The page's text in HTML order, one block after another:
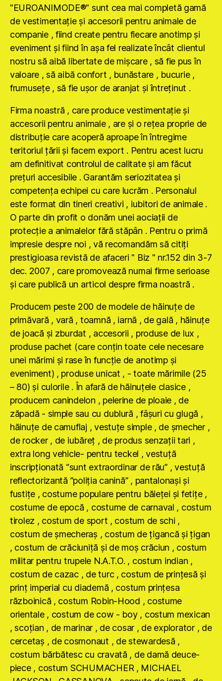
"EUROANIMODE®" sunt cea mai completă gamă
de vestimentaţie şi accesorii pentru animale de
companie , fiind create pentru fiecare anotimp şi
eveniment şi fiind în aşa fel realizate încât clientul
nostru să aibă libertate de mişcare , să fie pus în
valoare , să aibă confort , bunăstare , bucurie ,
frumuseţe , să fie uşor de aranjat şi întreţinut .
Firma noastră , care produce vestimentaţie şi
accesorii pentru animale , are şi o reţea proprie de
distribuţie care acoperă aproape în întregime
teritoriul ţării şi facem export . Pentru acest lucru
am definitivat controlul de calitate şi am făcut
preţuri accesibile . Garantăm seriozitatea şi
competenţa echipei cu care lucrăm . Personalul
este format din tineri creativi , iubitori de animale .
O parte din profit o donăm unei aociaţii de
protecţie a animalelor fără stăpân . Pentru o primă
impresie despre noi , vă recomandăm să citiţi
prestigioasa revistă de afaceri " Biz " nr.152 din 3-7
dec. 2007 , care promovează numai firme serioase
şi care publică un articol despre firma noastră .
Producem peste 200 de modele de hăinuţe de
primăvară , vară , toamnă , iarnă , de gală , hăinuţe
de joacă şi zburdat , accesorii , produse de lux ,
produse pachet (care conţin toate cele necesare
unei mărimi şi rase în funcţie de anotimp şi
eveniment) , produse unicat , - toate mărimile (25
– 80) şi culorile . În afară de hăinuţele clasice ,
producem canindelon , pelerine de ploaie , de
zăpadă - simple sau cu dublură , fâşuri cu glugă ,
hăinuţe de camuflaj , vestuţe simple , de şmecher ,
de rocker , de iubăreţ , de produs senzaţii tari ,
extra long vehicle- pentru teckel , vestuţă
inscripţionată “sunt extraordinar de rău” , vestuţă
reflectorizantă ”poliţia canină” , pantalonaşi şi
fustiţe , costume populare pentru băieţei şi fetiţe ,
costume de epocă , costume de carnaval , costum
tirolez , costum de sport , costum de schi ,
costum de şmecheraş , costum de ţigancă şi ţigan
, costum de crăciuniţă şi de moş crăciun , costum
militar pentru trupele N.A.T.O. , costum indian ,
costum de cazac , de turc , costum de prinţesă şi
prinţ imperial cu diademă , costum prinţesa
războinică , costum Robin-Hood , costume
orientale , costum de cow - boy , costum mexican
, scoţian , de marinar , de cosar , de explorator , de
cercetaş , de cosmonaut , de stewardesă ,
costum bărbătesc cu cravată , de damă deuce-
piece , costum SCHUMACHER , MICHAEL